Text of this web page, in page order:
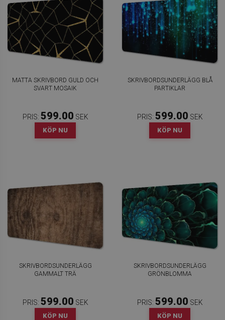
MATTA SKRIVBORD GULD OCH
SVART MOSAIK
PRIS: 599.00 SEK
KÖP NU
SKRIVBORDSUNDERLÄGG BLÅ
PARTIKLAR
PRIS: 599.00 SEK
KÖP NU
SKRIVBORDSUNDERLÄGG
GAMMALT TRÄ
PRIS: 599.00 SEK
KÖP NU
SKRIVBORDSUNDERLÄGG
GRÖNBLOMMA
PRIS: 599.00 SEK
KÖP NU